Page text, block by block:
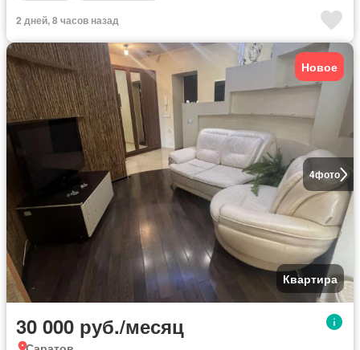
2 дней, 8 часов назад
4фото
Новое
Квартира
30 000 руб./месяц